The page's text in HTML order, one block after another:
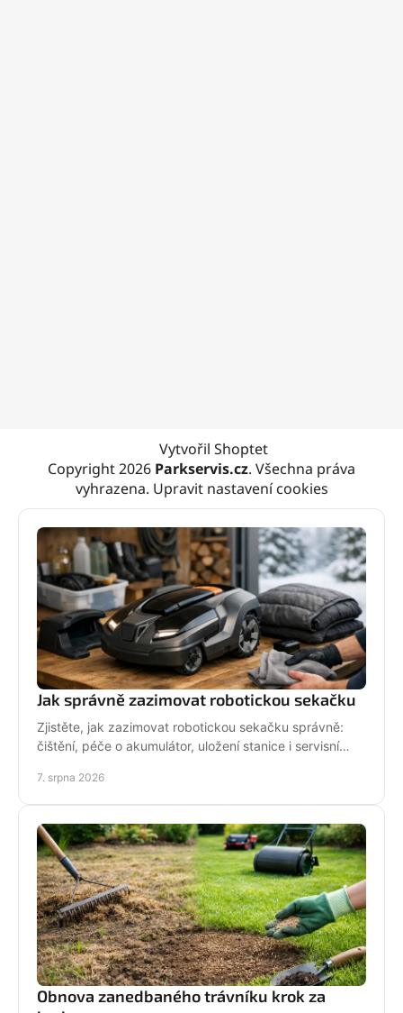
Vytvořil Shoptet
Copyright 2026 Parkservis.cz. Všechna práva
vyhrazena. Upravit nastavení cookies
Jak správně zazimovat robotickou sekačku
Zjistěte, jak zazimovat robotickou sekačku správně:
čištění, péče o akumulátor, uložení stanice i servisní
7. srpna 2026
Obnova zanedbaného trávníku krok za